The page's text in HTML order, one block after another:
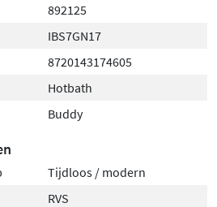
892125
IBS7GN17
8720143174605
Hotbath
Buddy
Tijdloos / modern
RVS